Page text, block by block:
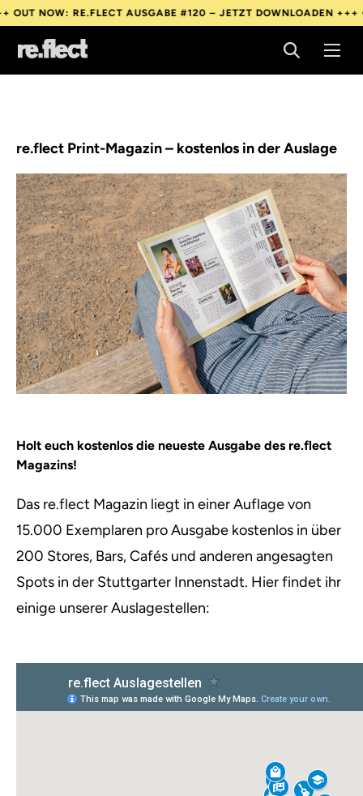
NOW: RE.FLECT AUSGABE #120 – JETZT DOWNLOADEN +++
NOW: RE.FLECT AUSGABE #120 – JETZT DOWNLOADEN +++
re.flect Print-Magazin – kostenlos in der Auslage
Holt euch kostenlos die neueste Ausgabe des re.flect
Magazins!
Das re.flect Magazin liegt in einer Auflage von
15.000 Exemplaren pro Ausgabe kostenlos in über
200 Stores, Bars, Cafés und anderen angesagten
Spots in der Stuttgarter Innenstadt. Hier findet ihr
einige unserer Auslagestellen: